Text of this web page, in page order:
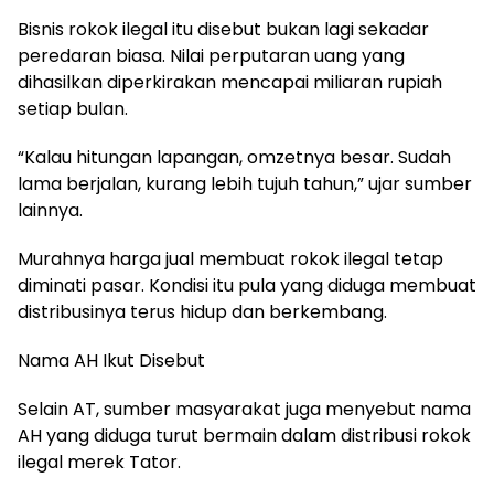
Bisnis rokok ilegal itu disebut bukan lagi sekadar
peredaran biasa. Nilai perputaran uang yang
dihasilkan diperkirakan mencapai miliaran rupiah
setiap bulan.
“Kalau hitungan lapangan, omzetnya besar. Sudah
lama berjalan, kurang lebih tujuh tahun,” ujar sumber
lainnya.
Murahnya harga jual membuat rokok ilegal tetap
diminati pasar. Kondisi itu pula yang diduga membuat
distribusinya terus hidup dan berkembang.
Nama AH Ikut Disebut
Selain AT, sumber masyarakat juga menyebut nama
AH yang diduga turut bermain dalam distribusi rokok
ilegal merek Tator.